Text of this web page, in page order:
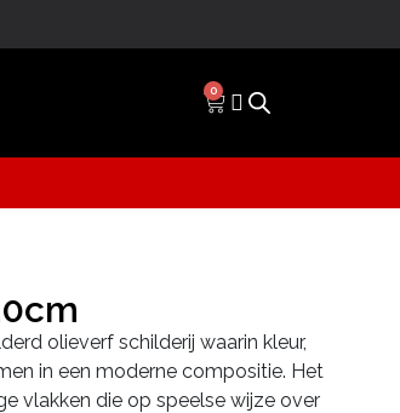
0
olieverf schilderij waarin kleur,
in een moderne compositie. Het
vlakken die op speelse wijze over